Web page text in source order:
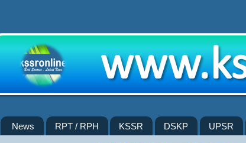
News RPT / RPH KSSR DSKP UPSR